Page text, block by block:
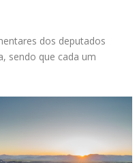
dos deputados
sendo que cada um